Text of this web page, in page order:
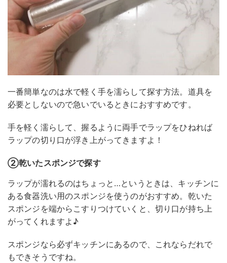
一番簡単なのは水で軽く手を濡らして探す方法。道具を
必要としないので急いでいるときにおすすめです。
手を軽く濡らして、握るように両手でラップをひねれば
ラップの切り口が浮き上がってきますよ！
②乾いたスポンジで探す
ラップが濡れるのはちょっと…というときは、キッチンに
ある食器洗い用のスポンジを使うのがおすすめ。乾いた
スポンジを端からこすりつけていくと、切り口が持ち上
がってくれますよ♪
スポンジなら必ずキッチンにあるので、これならだれで
もできそうですね。